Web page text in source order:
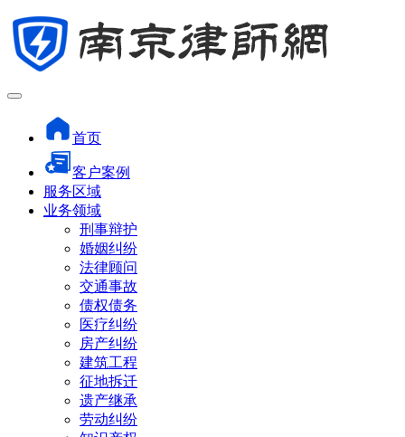
首页
客户案例
服务区域
业务领域
刑事辩护
婚姻纠纷
法律顾问
交通事故
债权债务
医疗纠纷
房产纠纷
建筑工程
征地拆迁
遗产继承
劳动纠纷